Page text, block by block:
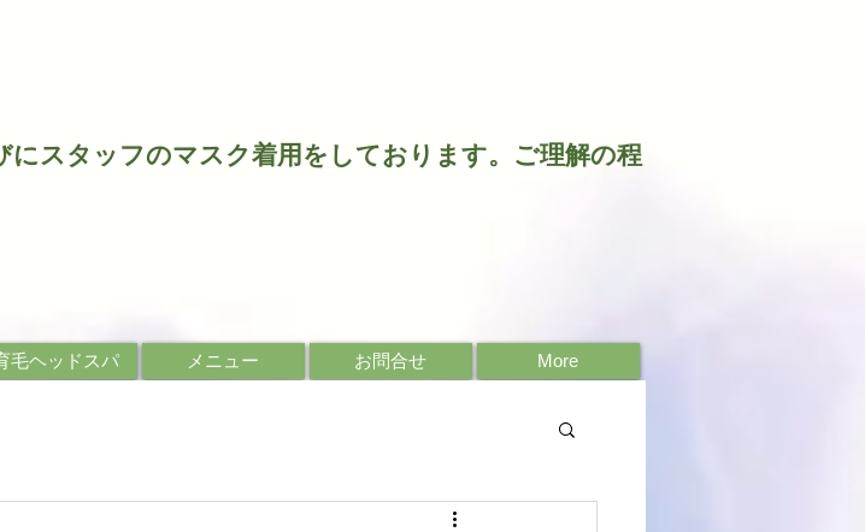
スタッフのマスク着用をしております。ご理解の程
毛ヘッドスパ メニュー お問合せ More